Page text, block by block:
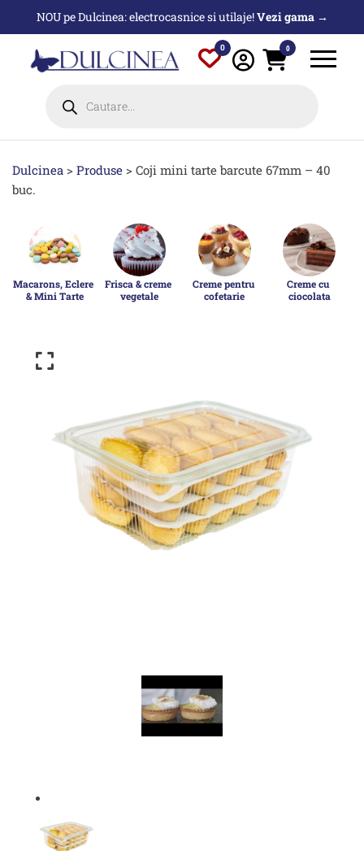
conținut
NOU pe Dulcinea: electrocasnice si utilaje!Vezi gama →
0 0
search
Dulcinea > Produse > Coji mini tarte barcute 67mm – 40
buc.
Macarons, Eclere
& Mini Tarte
Frisca & creme
vegetale
Creme pentru
cofetarie
Creme cu
ciocolata